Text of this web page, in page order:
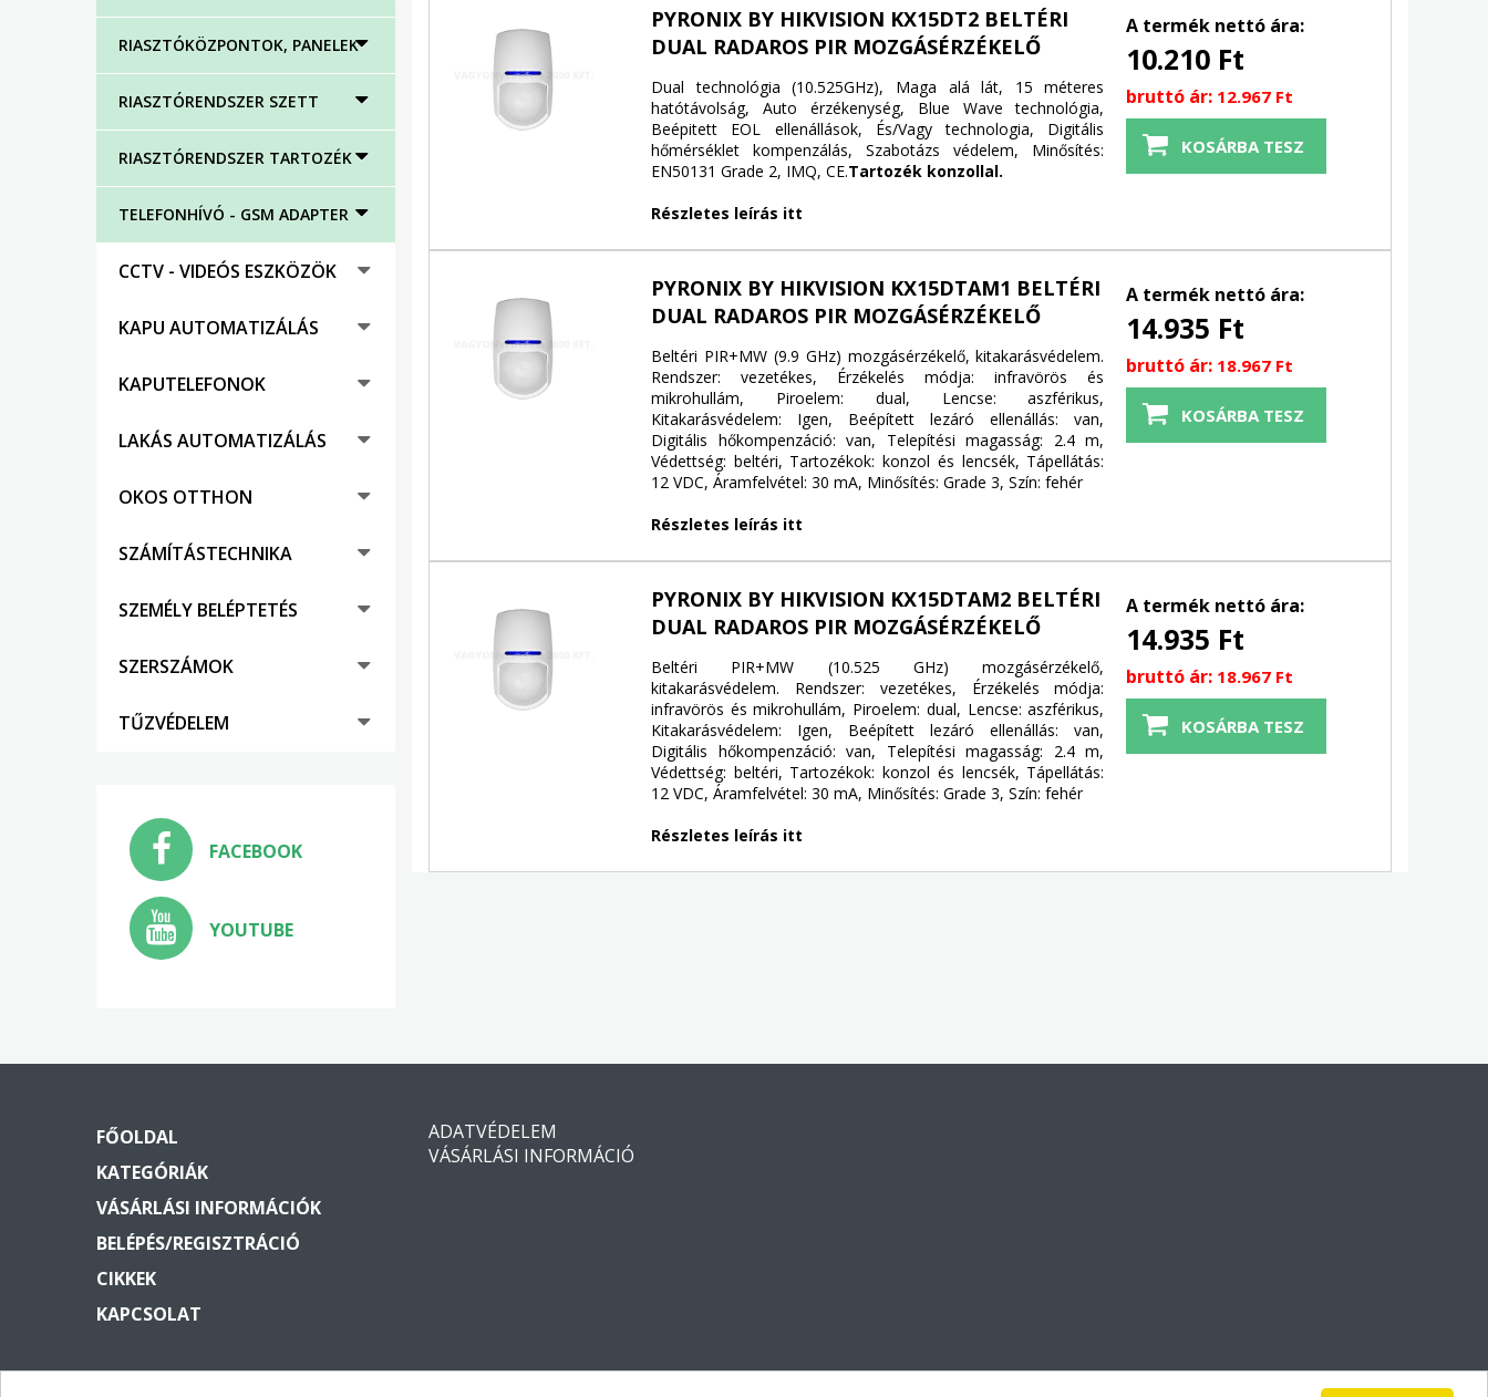
RIASZTÓKÖZPONTOK, PANELEK
RIASZTÓRENDSZER SZETT
RIASZTÓRENDSZER TARTOZÉK
TELEFONHÍVÓ - GSM ADAPTER
CCTV - VIDEÓS ESZKÖZÖK
KAPU AUTOMATIZÁLÁS
KAPUTELEFONOK
LAKÁS AUTOMATIZÁLÁS
OKOS OTTHON
SZÁMÍTÁSTECHNIKA
SZEMÉLY BELÉPTETÉS
SZERSZÁMOK
TŰZVÉDELEM
FACEBOOK
YOUTUBE
PYRONIX BY HIKVISION KX15DT2 BELTÉRI
DUAL RADAROS PIR MOZGÁSÉRZÉKELŐ
Dual technológia (10.525GHz), Maga alá lát, 15 méteres
hatótávolság, Auto érzékenység, Blue Wave technológia,
Beépitett EOL ellenállások, És/Vagy technologia, Digitális
hőmérséklet kompenzálás, Szabotázs védelem, Minősítés:
EN50131 Grade 2, IMQ, CE.Tartozék konzollal.
Részletes leírás itt
A termék nettó ára:
10.210 Ft
bruttó ár: 12.967 Ft
PYRONIX BY HIKVISION KX15DTAM1 BELTÉRI
DUAL RADAROS PIR MOZGÁSÉRZÉKELŐ
Beltéri PIR+MW (9.9 GHz) mozgásérzékelő, kitakarásvédelem.
Rendszer: vezetékes, Érzékelés módja: infravörös és
mikrohullám, Piroelem: dual, Lencse: aszférikus,
Kitakarásvédelem: Igen, Beépített lezáró ellenállás: van,
Digitális hőkompenzáció: van, Telepítési magasság: 2.4 m,
Védettség: beltéri, Tartozékok: konzol és lencsék, Tápellátás:
12 VDC, Áramfelvétel: 30 mA, Minősítés: Grade 3, Szín: fehér
Részletes leírás itt
A termék nettó ára:
14.935 Ft
bruttó ár: 18.967 Ft
PYRONIX BY HIKVISION KX15DTAM2 BELTÉRI
DUAL RADAROS PIR MOZGÁSÉRZÉKELŐ
Beltéri PIR+MW (10.525 GHz) mozgásérzékelő,
kitakarásvédelem. Rendszer: vezetékes, Érzékelés módja:
infravörös és mikrohullám, Piroelem: dual, Lencse: aszférikus,
Kitakarásvédelem: Igen, Beépített lezáró ellenállás: van,
Digitális hőkompenzáció: van, Telepítési magasság: 2.4 m,
Védettség: beltéri, Tartozékok: konzol és lencsék, Tápellátás:
12 VDC, Áramfelvétel: 30 mA, Minősítés: Grade 3, Szín: fehér
Részletes leírás itt
A termék nettó ára:
14.935 Ft
bruttó ár: 18.967 Ft
FŐOLDAL
KATEGÓRIÁK
VÁSÁRLÁSI INFORMÁCIÓK
BELÉPÉS/REGISZTRÁCIÓ
CIKKEK
KAPCSOLAT
ADATVÉDELEM
VÁSÁRLÁSI INFORMÁCIÓ